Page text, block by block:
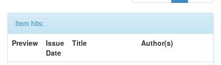
Item hits:
Preview
Issue
Date
Title Author(s)